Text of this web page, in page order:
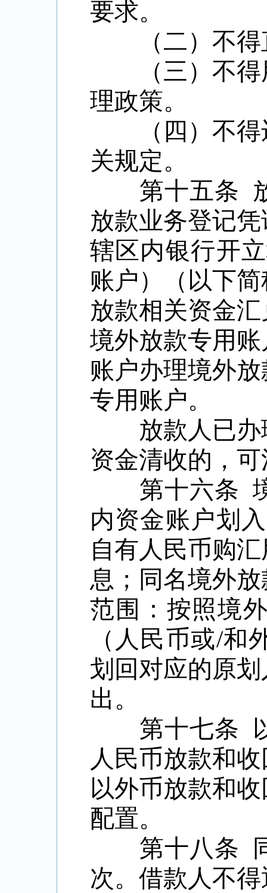
要求。
（二）不得
（三）不得
理政策。
（四）不得
关规定。
第十五条
放款业务登记
辖区内银行开
账户）（以下
放款相关资金
境外放款专用
账户办理境外
专用账户。
放款人已办
资金清收的，
第十六条
内资金账户划
自有人民币购
息；同名境外
范围：按照境
（人民币或/和
划回对应的原
出。
第十七条
人民币放款和
以外币放款和
配置。
第十八条
次。借款人不